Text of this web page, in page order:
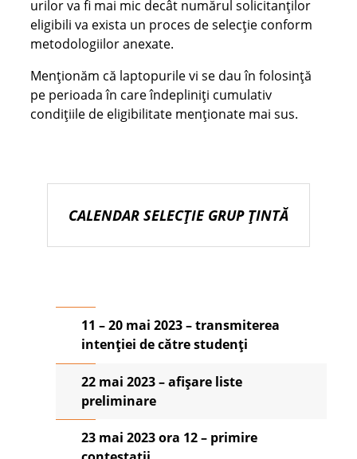
urilor va fi mai mic decât numărul solicitanților
eligibili va exista un proces de selecție conform
metodologiilor anexate.
Menționăm că laptopurile vi se dau în folosință
pe perioada în care îndepliniți cumulativ
condițiile de eligibilitate menționate mai sus.
CALENDAR SELECȚIE GRUP ȚINTĂ
11 – 20 mai 2023 – transmiterea
intenției de către studenți
22 mai 2023 – afișare liste
preliminare
23 mai 2023 ora 12 – primire